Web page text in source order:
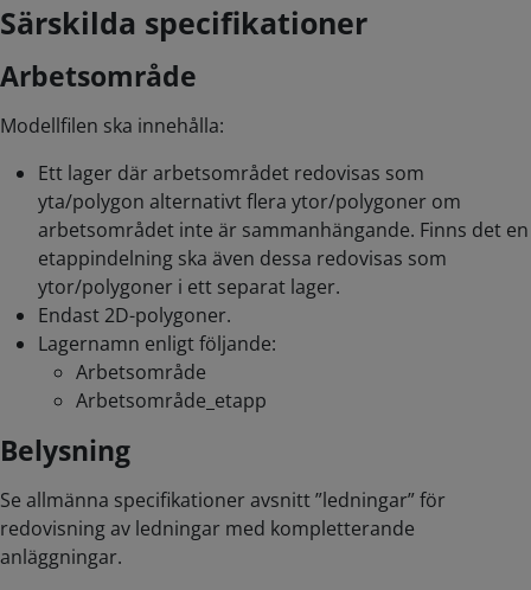
Särskilda specifikationer
Arbetsområde
Modellfilen ska innehålla:
Ett lager där arbetsområdet redovisas som
yta/polygon alternativt flera ytor/polygoner om
arbetsområdet inte är sammanhängande. Finns det en
etappindelning ska även dessa redovisas som
ytor/polygoner i ett separat lager.
Endast 2D-polygoner.
Lagernamn enligt följande:
Arbetsområde
Arbetsområde_etapp
Belysning
Se allmänna specifikationer avsnitt ”ledningar” för
redovisning av ledningar med kompletterande
anläggningar.